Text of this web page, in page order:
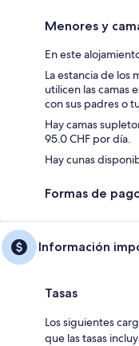
Menores y
En este
La estancia de los
utilicen las camas
con sus padres o
Hay camas
95.0 CHF por día.
Hay cunas
Formas de
Información
Tasas
Los siguientes
que las tasas